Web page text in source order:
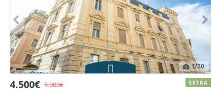
1/20
4.500€ 5.000€ EXTRA